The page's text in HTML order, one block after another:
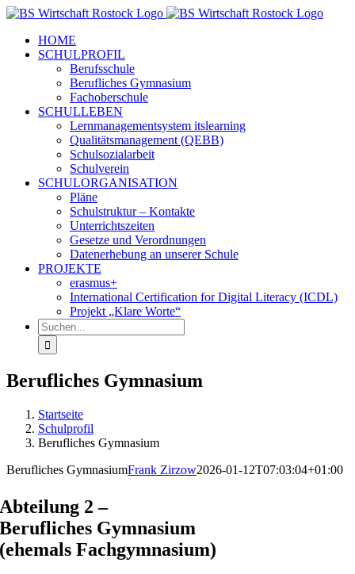
Zum
springenHOME
SCHULPROFIL
Berufsschule
Berufliches Gymnasium
Fachoberschule
SCHULLEBEN
Lernmanagementsystem itslearning
Qualitätsmanagement (QEBB)
Schulsozialarbeit
Schulverein
SCHULORGANISATION
Pläne
Schulstruktur – Kontakte
Unterrichtszeiten
Gesetze und Verordnungen
Datenerhebung an unserer Schule
PROJEKTE
erasmus+
International Certification for Digital Literacy (ICDL)
Projekt „Klare Worte“
Suche
nach:
Berufliches Gymnasium
Startseite
Schulprofil
Berufliches Gymnasium
Berufliches GymnasiumFrank Zirzow2026-01-12T07:03:04+01:00
Abteilung 2 –
Berufliches Gymnasium
(ehemals Fachgymnasium)